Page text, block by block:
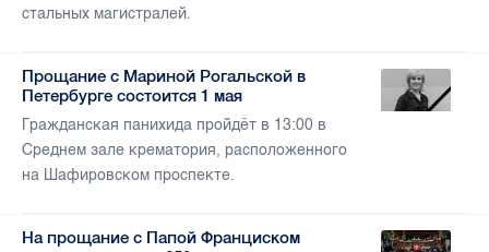
стальных магистралей.
Прощание с Мариной Рогальской в
Петербурге состоится 1 мая
Гражданская панихида пройдёт в 13:00 в
Среднем зале крематория, расположенного
на Шафировском проспекте.
На прощание с Папой Франциском